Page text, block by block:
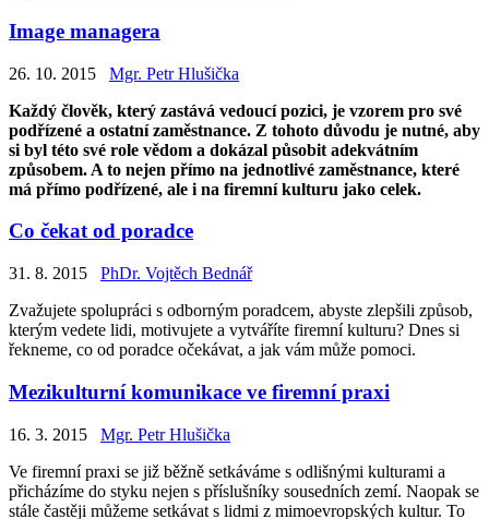
Image managera
26. 10. 2015
Mgr. Petr Hlušička
Každý člověk, který zastává vedoucí pozici, je vzorem pro své
podřízené a ostatní zaměstnance. Z tohoto důvodu je nutné, aby
si byl této své role vědom a dokázal působit adekvátním
způsobem. A to nejen přímo na jednotlivé zaměstnance, které
má přímo podřízené, ale i na firemní kulturu jako celek.
Co čekat od poradce
31. 8. 2015
PhDr. Vojtěch Bednář
Zvažujete spolupráci s odborným poradcem, abyste zlepšili způsob,
kterým vedete lidi, motivujete a vytváříte firemní kulturu? Dnes si
řekneme, co od poradce očekávat, a jak vám může pomoci.
Mezikulturní komunikace ve firemní praxi
16. 3. 2015
Mgr. Petr Hlušička
Ve firemní praxi se již běžně setkáváme s odlišnými kulturami a
přicházíme do styku nejen s příslušníky sousedních zemí. Naopak se
stále častěji můžeme setkávat s lidmi z mimoevropských kultur. To